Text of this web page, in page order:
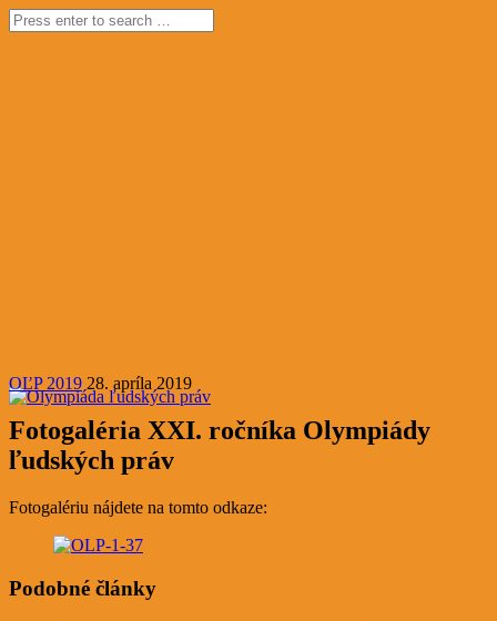
OĽP 2019 28. apríla 2019
Fotogaléria XXI. ročníka Olympiády
ľudských práv
Fotogalériu nájdete na tomto odkaze:
Podobné články